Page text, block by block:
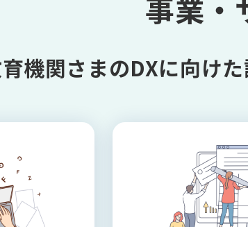
事業・
機関さまのDXに向け